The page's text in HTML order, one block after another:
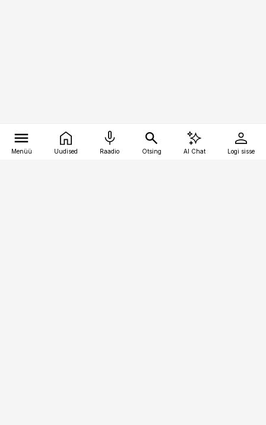
Menüü Uudised Raadio Otsing AI Chat Logi sisse